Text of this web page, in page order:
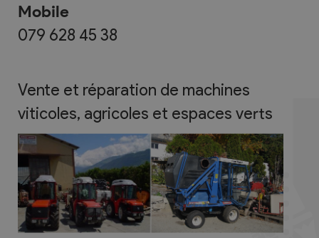
Mobile
079 628 45 38
Vente et réparation de machines
viticoles, agricoles et espaces verts